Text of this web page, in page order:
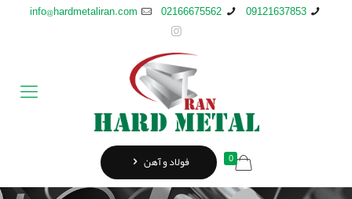
09121637853
02166675562
info@hardmetaliran.com
0 فولاد و آهن